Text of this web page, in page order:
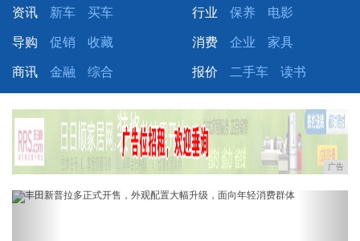
资讯 新车 买车 行业 保养 电影
导购 促销 收藏 消费 企业 家具
商讯 金融 综合 报价 二手车 读书
广告
Previous